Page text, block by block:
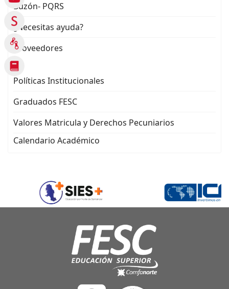
Buzón- PQRS
¿Necesitas ayuda?
Proveedores
Políticas Institucionales
Graduados FESC
Valores Matricula y Derechos Pecuniarios
Calendario Académico